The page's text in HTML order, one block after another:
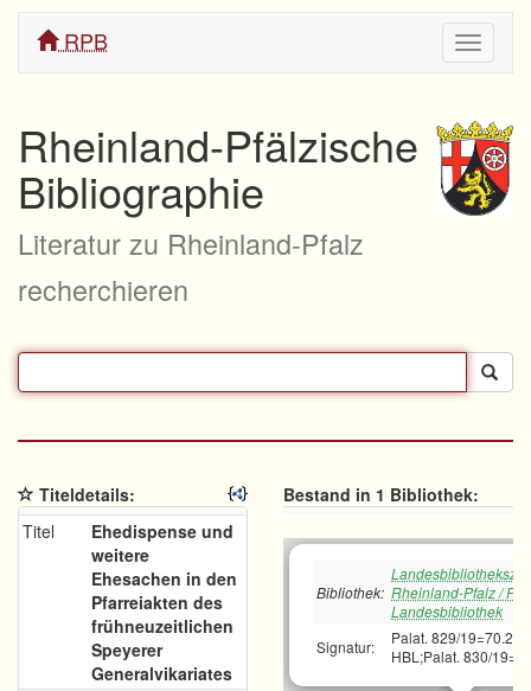
ein/
RPB
Rheinland-Pfälzische
Bibliographie
Literatur zu Rheinland-Pfalz
recherchieren
Titeldetails:
Titel
Ehedispense und
weitere
Ehesachen in den
Pfarreiakten des
frühneuzeitlichen
Speyerer
Generalvikariates
Bestand in 1 Bibliothek:
Bibliothek: Rheinland-Pfalz /
Landesbibliothek
Signatur:
Palat. 829/
HBL;Palat. 830/